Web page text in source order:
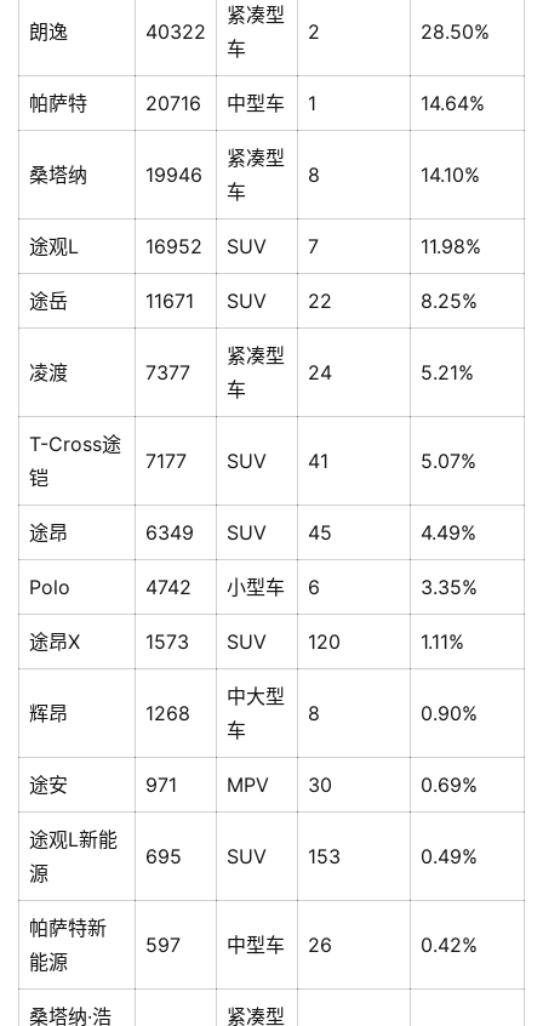
页
新
资
讯
财
经
商
业
A
朗逸 40322
紧凑型
车
2 28.50%
帕萨特 20716 中型车 1 14.64%
桑塔纳 19946
紧凑型
车
8 14.10%
途观L 16952 SUV 7 11.98%
途岳 11671 SUV 22 8.25%
凌渡 7377
紧凑型
车
24 5.21%
T-Cross途
铠
7177 SUV 41 5.07%
途昂 6349 SUV 45 4.49%
Polo 4742 小型车 6 3.35%
途昂X 1573 SUV 120 1.11%
辉昂 1268
中大型
车
8 0.90%
途安 971 MPV 30 0.69%
途观L新能
源
695 SUV 153 0.49%
帕萨特新
能源
597 中型车 26 0.42%
桑塔纳·浩 紧凑型